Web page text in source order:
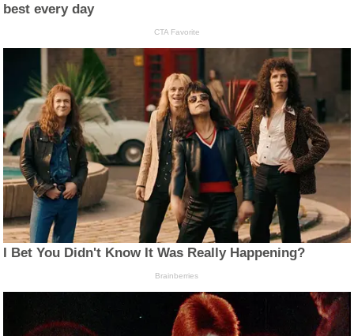
best every day
CTA Favorite
I Bet You Didn't Know It Was Really Happening?
Brainberries